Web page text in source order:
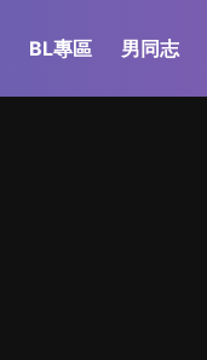
BL專區 男同志